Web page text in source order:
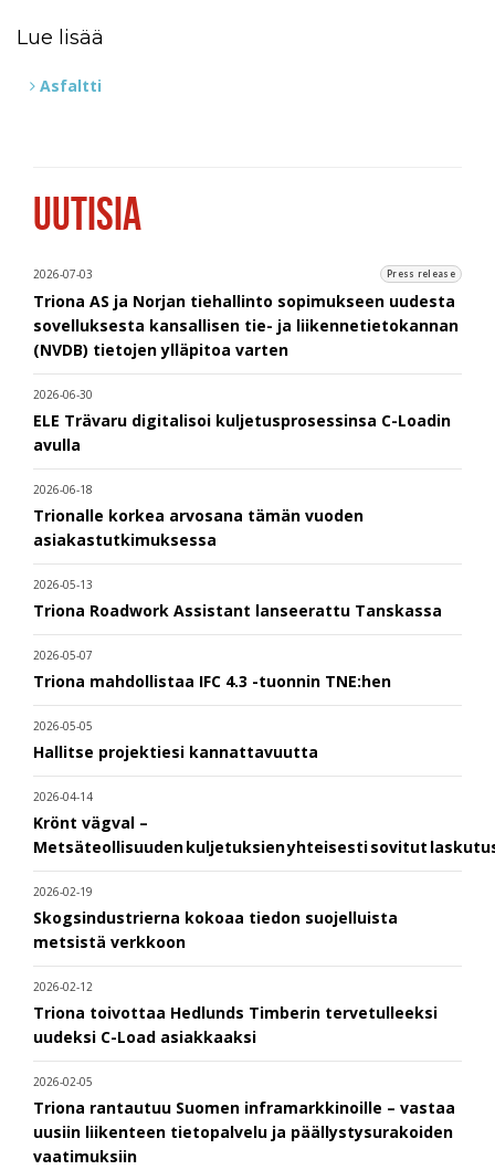
Lue lisää
Asfaltti
UUTISIA
2026-07-03 Press release
Triona AS ja Norjan tiehallinto sopimukseen uudesta
sovelluksesta kansallisen tie- ja liikennetietokannan
(NVDB) tietojen ylläpitoa varten
2026-06-30
ELE Trävaru digitalisoi kuljetusprosessinsa C-Loadin
avulla
2026-06-18
Trionalle korkea arvosana tämän vuoden
asiakastutkimuksessa
2026-05-13
Triona Roadwork Assistant lanseerattu Tanskassa
2026-05-07
Triona mahdollistaa IFC 4.3 -tuonnin TNE:hen
2026-05-05
Hallitse projektiesi kannattavuutta
2026-04-14
Krönt vägval –
Metsäteollisuuden kuljetuksien yhteisesti sovitut
2026-02-19
Skogsindustrierna kokoaa tiedon suojelluista
metsistä verkkoon
2026-02-12
Triona toivottaa Hedlunds Timberin tervetulleeksi
uudeksi C-Load asiakkaaksi
2026-02-05
Triona rantautuu Suomen inframarkkinoille – vastaa
uusiin liikenteen tietopalvelu ja päällystysurakoiden
vaatimuksiin